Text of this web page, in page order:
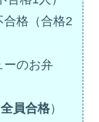
格（合格2
ーのお弁
全員合格）